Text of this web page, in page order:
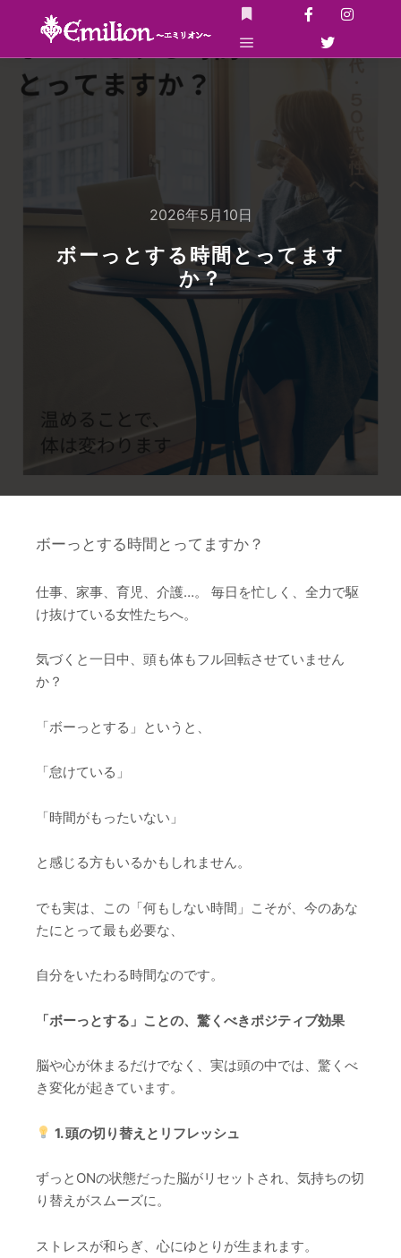
詳細
2026年5月10日
ボーっとする時間とってます
か？
ボーっとする時間とってますか？
仕事、家事、育児、介護…。 毎日を忙しく、全力で駆
け抜けている女性たちへ。
気づくと一日中、頭も体もフル回転させていません
か？
「ボーっとする」というと、
「怠けている」
「時間がもったいない」
と感じる方もいるかもしれません。
でも実は、この「何もしない時間」こそが、今のあな
たにとって最も必要な、
自分をいたわる時間なのです。
「ボーっとする」ことの、驚くべきポジティブ効果
脳や心が休まるだけでなく、実は頭の中では、驚くべ
き変化が起きています。
1. 頭の切り替えとリフレッシュ
ずっとONの状態だった脳がリセットされ、気持ちの切
り替えがスムーズに。
ストレスが和らぎ、心にゆとりが生まれます。